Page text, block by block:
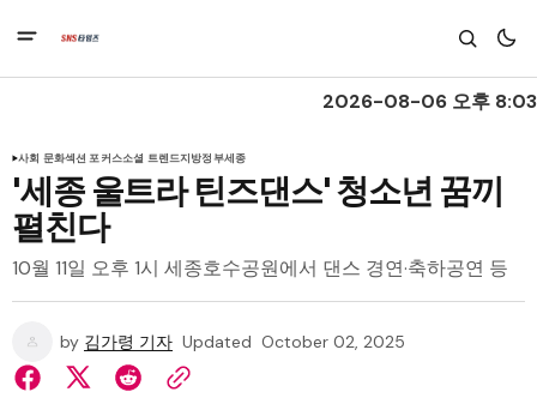
2026-08-06 오후 8:03
사회 문화섹션 포커스소셜 트렌드지방정부세종
'세종 울트라 틴즈댄스' 청소년 꿈끼
펼친다
10월 11일 오후 1시 세종호수공원에서 댄스 경연·축하공연 등
by 김가령 기자 Updated October 02, 2025